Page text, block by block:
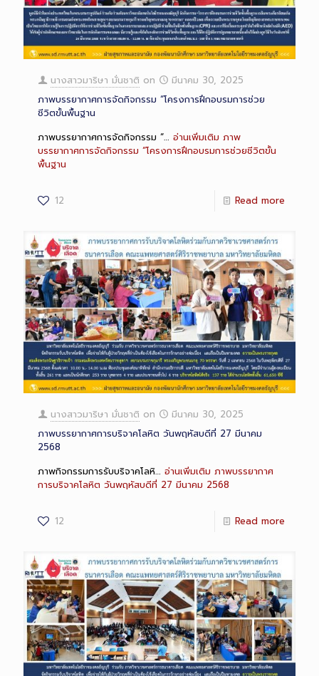
นางสาวมาริษา มั่นชาติ on
มีนาคม 30, 2025
ภาพบรรยากาศการจัดกิจกรรม “โครงการฝึกอบรมการช่วย
ชีวิตขั้นพื้นฐาน
ภาพบรรยากาศการจัดกิจกรรม “… อ่านเพิ่มเติม ภาพ
บรรยากาศการจัดกิจกรรม “โครงการฝึกอบรมการช่วยชีวิตขั้น
พื้นฐาน
12 Read more
นางสาวมาริษา มั่นชาติ on
มีนาคม 30, 2025
ภาพบรรยากาศการบริจาคโลหิต วันพฤหัสบดีที่ 27 มีนาคม
2568
ภาพกิจกรรมการรับบริจาคโลหิ… อ่านเพิ่มเติม ภาพบรรยากาศ
การบริจาคโลหิต วันพฤหัสบดีที่ 27 มีนาคม 2568
12 Read more